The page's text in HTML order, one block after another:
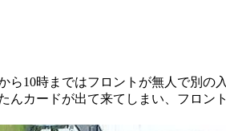
ら10時まではフロントが無人で別の
んカードが出て来てしまい、フロ